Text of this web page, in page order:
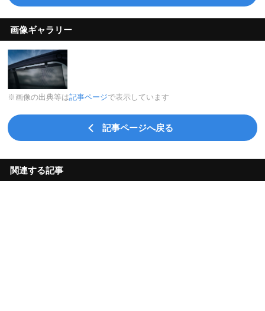
画像ギャラリー
※画像の出典等は記事ページで表示しています
記事ページへ戻る
関連する記事